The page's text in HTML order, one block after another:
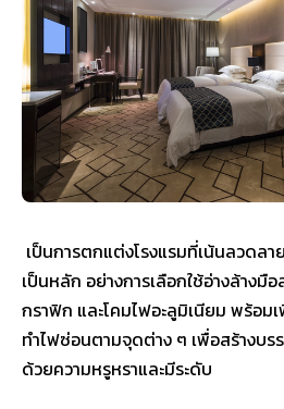
เป็นการตกแต่งโรงแรมที่เน้นลวดลา
เป็นหลัก อย่างการเลือกใช้อ่างล้าง
กราฟิก และโคมไฟอะลูมิเนียม พร้อม
ทำไฟซ่อนตามจุดต่าง ๆ เพื่อสร้างบร
ด้วยความหรูหราและมีระดับ